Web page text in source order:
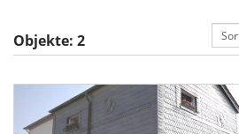
Objekte: 2